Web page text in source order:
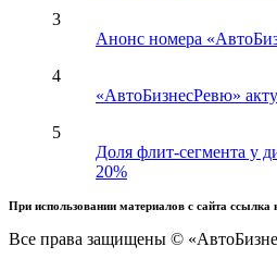
3
Анонс номера
4
«АвтоБизнесРевю»
5
Доля флит-сегмента у
20%
При использовании материалов с сайта ссылка
Все права защищены ©